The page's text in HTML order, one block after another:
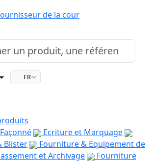
FR
Ecriture et Marquage
Blister
Fourniture & Equipement de
et Archivage
Fourniture